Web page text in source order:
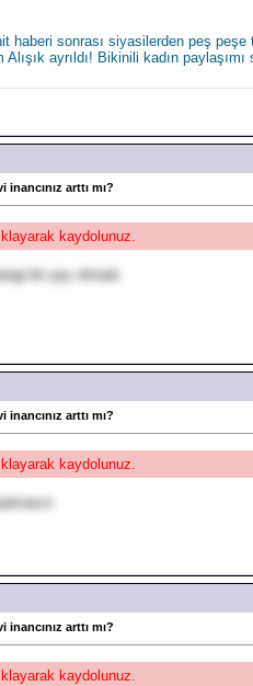
haberi sonrası siyasilerden peş peşe
ayrıldı! Bikinili kadın
inancınız arttı mı?
kaydolunuz.
bir şey olmadı.
inancınız arttı mı?
kaydolunuz.
inancınız arttı mı?
kaydolunuz.